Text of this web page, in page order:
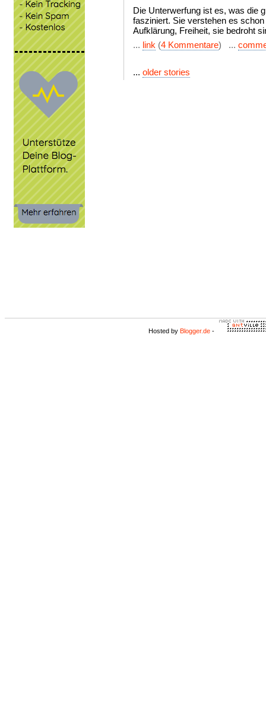
Die Unterwerfung ist es, was die
fasziniert. Sie verstehen es
Aufklärung, Freiheit, sie bedroht
... link (4 Kommentare) ...
... older stories
Hosted by Blogger.de -